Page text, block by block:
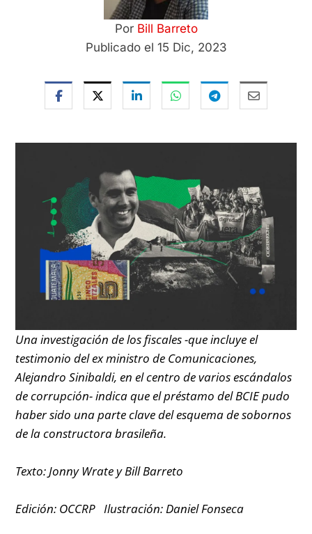
Por Bill Barreto
Publicado el 15 Dic, 2023
Una investigación de los fiscales -que incluye el
testimonio del ex ministro de Comunicaciones,
Alejandro Sinibaldi, en el centro de varios escándalos
de corrupción- indica que el préstamo del BCIE pudo
haber sido una parte clave del esquema de sobornos
de la constructora brasileña.
Texto: Jonny Wrate y Bill Barreto
Edición: OCCRP Ilustración: Daniel Fonseca